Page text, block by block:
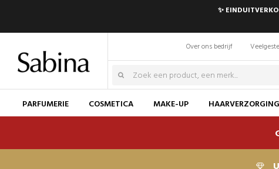
✨
Over ons bedrijf
PARFUMERIE COSMETICA MAKE-UP HAARVERZORGING